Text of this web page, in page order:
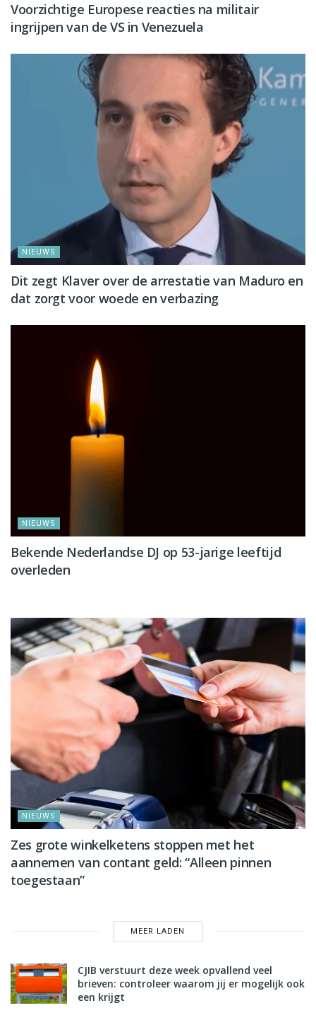
Voorzichtige Europese reacties na militair
ingrijpen van de VS in Venezuela
NIEUWS
Dit zegt Klaver over de arrestatie van Maduro en
dat zorgt voor woede en verbazing
NIEUWS
Bekende Nederlandse DJ op 53-jarige leeftijd
overleden
NIEUWS
Zes grote winkelketens stoppen met het
aannemen van contant geld: “Alleen pinnen
toegestaan”
MEER LADEN
CJIB verstuurt deze week opvallend veel
brieven: controleer waarom jij er mogelijk ook
een krijgt